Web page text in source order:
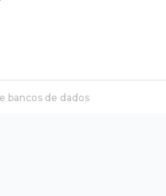
bancos de dados